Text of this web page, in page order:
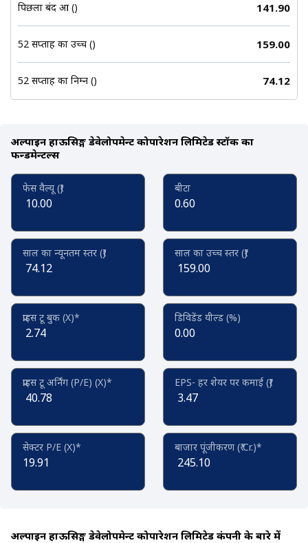
पिछला बंद हुआ (₹) 141.90
52 सप्ताह का उच्च (₹) 159.00
52 सप्ताह का निम्न (₹) 74.12
अल्पाइन हाऊसिङ्ग डेवेलोपमेन्ट कोर्पोरेशन लिमिटेड स्टॉक का
फन्डमेन्टल्स
फेस वैल्यू (₹)
10.00
बीटा
0.60
साल का न्यूनतम स्तर (₹)
74.12
साल का उच्च स्तर (₹)
159.00
प्राइस टू बुक (X)*
2.74
डिविडेंड यील्ड (%)
0.00
प्राइस टू अर्निंग (P/E) (X)*
40.78
EPS- हर शेयर पर कमाई (₹)
3.47
सेक्टर P/E (X)*
19.91
बाजार पूंजीकरण (₹ Cr.)*
245.10
अल्पाइन हाऊसिङ्ग डेवेलोपमेन्ट कोर्पोरेशन लिमिटेड कंपनी के बारे में